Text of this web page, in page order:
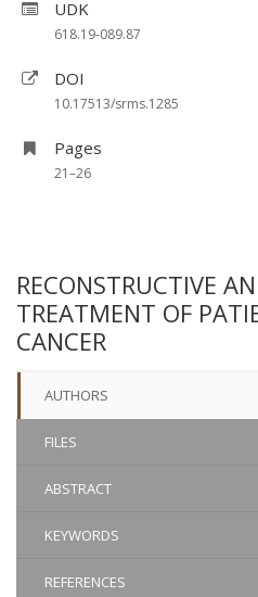
UDK
618.19-089.87
DOI
10.17513/srms.1285
Pages
21–26
RECONSTRUCTIVE
TREATMENT OF
CANCER
AUTHORS
FILES
ABSTRACT
KEYWORDS
REFERENCES